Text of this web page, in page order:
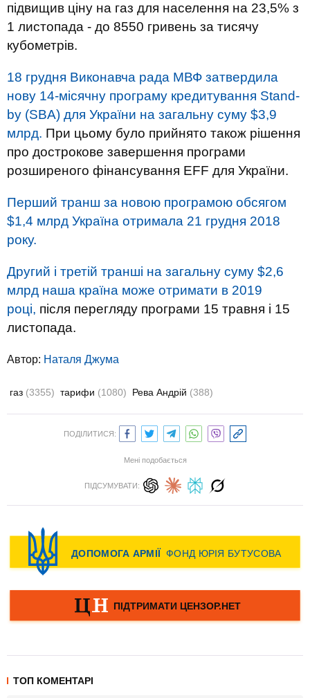
підвищив ціну на газ для населення на 23,5% з
1 листопада - до 8550 гривень за тисячу
кубометрів.
18 грудня Виконавча рада МВФ затвердила
нову 14-місячну програму кредитування Stand-
by (SBA) для України на загальну суму $3,9
млрд. При цьому було прийнято також рішення
про дострокове завершення програми
розширеного фінансування EFF для України.
Перший транш за новою програмою обсягом
$1,4 млрд Україна отримала 21 грудня 2018
року.
Другий і третій транші на загальну суму $2,6
млрд наша країна може отримати в 2019
році, після перегляду програми 15 травня і 15
листопада.
Автор: Наталя Джума
газ (3355) тарифи (1080) Рева Андрій (388)
ПОДІЛИТИСЯ:
Мені подобається
ПІДСУМУВАТИ:
ТОП КОМЕНТАРІ